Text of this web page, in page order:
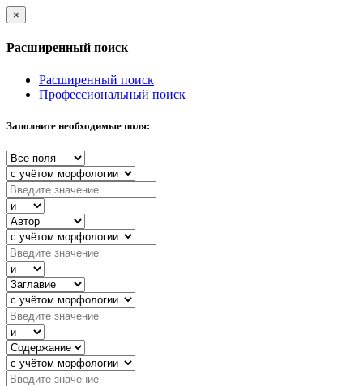
×
Расширенный поиск
Расширенный поиск
Профессиональный поиск
Заполните необходимые поля: